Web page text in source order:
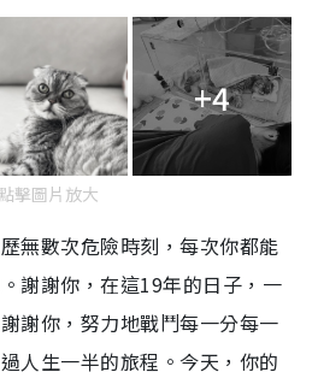
+4
點擊圖片放大
無數次危險時刻，每次你都能
謝謝你，在這19年的日子，一
謝你，努力地戰鬥每一分每一
人生一半的旅程。今天，你的